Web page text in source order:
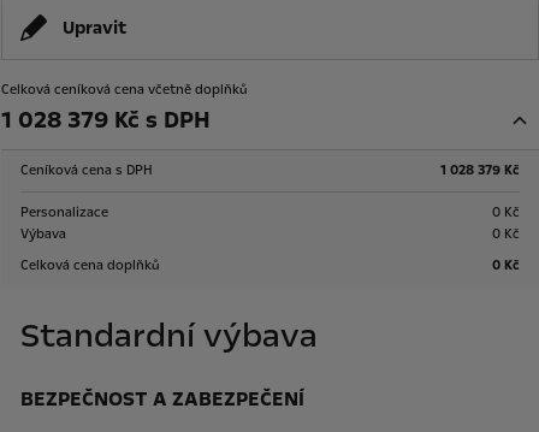
Upravit
Celková ceníková cena včetně doplňků
1 028 379 Kč s DPH
Ceníková cena s DPH 1 028 379 Kč
Personalizace
0 Kč
Výbava
0 Kč
Celková cena doplňků
0 Kč
Standardní výbava
BEZPEČNOST A ZABEZPEČENÍ